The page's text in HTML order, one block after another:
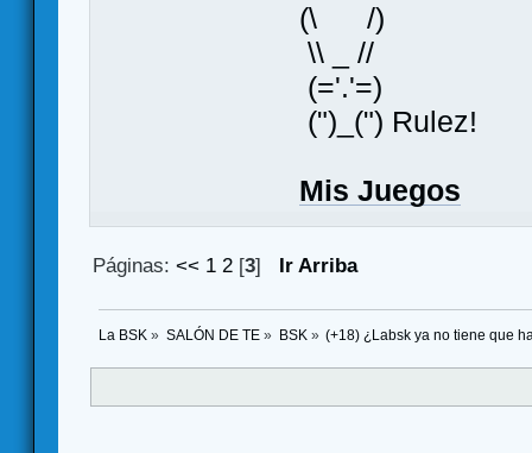
(\ /)
\\ _ //
(='.'=)
(")_(") Rulez!
Mis Juegos
Páginas:<< 1 2 [3] Ir Arriba
La BSK » SALÓN DE TE» BSK » (+18) ¿Labsk ya no tiene que